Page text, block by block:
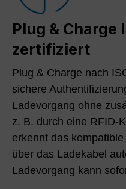
Plug & Charge
zertifiziert
Plug & Charge nach
sichere
Ladevorgang ohne
z. B. durch eine RFID-
erkennt das
über das Ladekabel
Ladevorgang kann